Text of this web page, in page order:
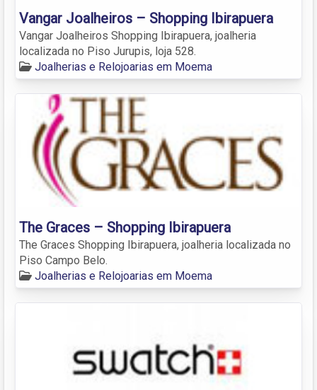
Vangar Joalheiros – Shopping Ibirapuera
Vangar Joalheiros Shopping Ibirapuera, joalheria
localizada no Piso Jurupis, loja 528.
Joalherias e Relojoarias em Moema
The Graces – Shopping Ibirapuera
The Graces Shopping Ibirapuera, joalheria localizada no
Piso Campo Belo.
Joalherias e Relojoarias em Moema